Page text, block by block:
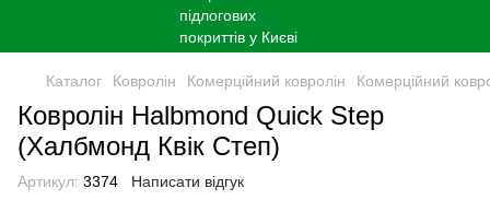
Каталог Ковролін Комерційний ковролін Комерційний
Ковролін Halbmond Quick Step
(Халбмонд Квік Степ)
Артикул: 3374 Написати відгук